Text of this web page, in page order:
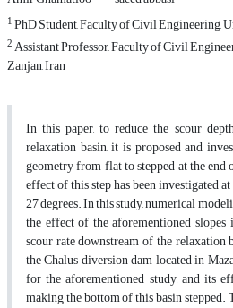
1PhD Student, Faculty of Civil Engineering,
2Assistant Professor, Faculty of Civil
Zanjan, Iran
In this paper, to reduce the scour
relaxation basin, it is proposed and
geometry from flat to stepped at the end
effect of this step has been investigated
27 degrees. In this study, numerical
the effect of the aforementioned
scour rate downstream of the
the Chalus diversion dam located in
for the aforementioned study, and its
making the bottom of this basin